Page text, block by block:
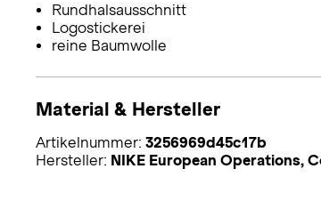
Rundhalsausschnitt
Logostickerei
reine Baumwolle
Material & Hersteller
Artikelnummer: 3256969d45c17b
Hersteller: NIKE European Operations,